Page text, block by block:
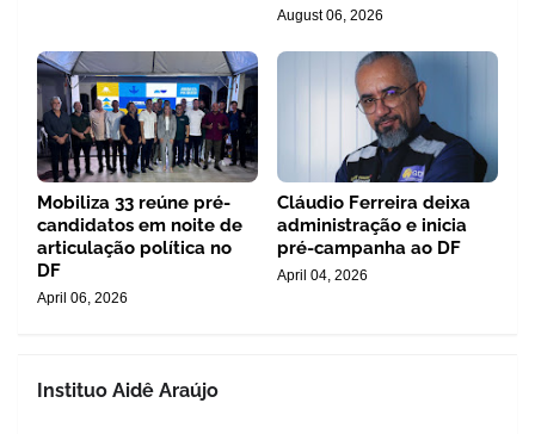
August 06, 2026
Mobiliza 33 reúne pré-
candidatos em noite de
articulação política no
DF
April 06, 2026
Cláudio Ferreira deixa
administração e inicia
pré-campanha ao DF
April 04, 2026
Instituo Aidê Araújo